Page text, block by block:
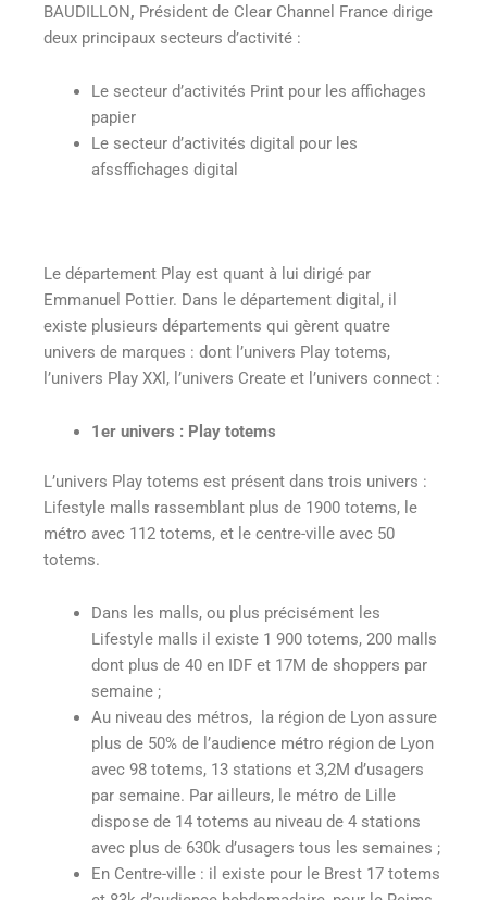
BAUDILLON, Président de Clear Channel France dirige
deux principaux secteurs d’activité :
Le secteur d’activités Print pour les affichages
papier
Le secteur d’activités digital pour les
afssffichages digital
Le département Play est quant à lui dirigé par
Emmanuel Pottier. Dans le département digital, il
existe plusieurs départements qui gèrent quatre
univers de marques : dont l’univers Play totems,
l’univers Play XXl, l’univers Create et l’univers connect :
1erunivers : Play totems
L’univers Play totems est présent dans trois univers :
Lifestyle malls rassemblant plus de 1900 totems, le
métro avec 112 totems, et le centre-ville avec 50
totems.
Dans les malls, ou plus précisément les
Lifestyle malls il existe 1 900 totems, 200 malls
dont plus de 40 en IDF et 17M de shoppers par
semaine ;
Au niveau des métros, la région de Lyon assure
plus de 50% de l’audience métro région de Lyon
avec 98 totems, 13 stations et 3,2M d’usagers
par semaine. Par ailleurs, le métro de Lille
dispose de 14 totems au niveau de 4 stations
avec plus de 630k d’usagers tous les semaines ;
En Centre-ville : il existe pour le Brest 17 totems